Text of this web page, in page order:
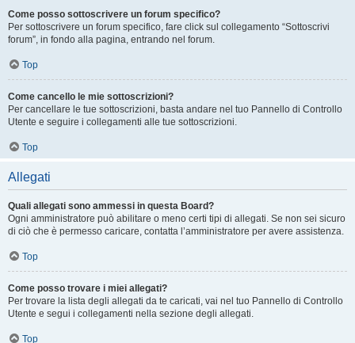
Come posso sottoscrivere un forum specifico?
Per sottoscrivere un forum specifico, fare click sul collegamento “Sottoscrivi
forum”, in fondo alla pagina, entrando nel forum.
Top
Come cancello le mie sottoscrizioni?
Per cancellare le tue sottoscrizioni, basta andare nel tuo Pannello di Controllo
Utente e seguire i collegamenti alle tue sottoscrizioni.
Top
Allegati
Quali allegati sono ammessi in questa Board?
Ogni amministratore può abilitare o meno certi tipi di allegati. Se non sei sicuro
di ciò che è permesso caricare, contatta l’amministratore per avere assistenza.
Top
Come posso trovare i miei allegati?
Per trovare la lista degli allegati da te caricati, vai nel tuo Pannello di Controllo
Utente e segui i collegamenti nella sezione degli allegati.
Top